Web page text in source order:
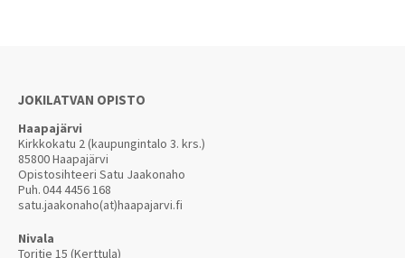
JOKILATVAN OPISTO
Haapajärvi
Kirkkokatu 2 (kaupungintalo 3. krs.)
85800 Haapajärvi
Opistosihteeri Satu Jaakonaho
Puh.044 4456 168
satu.jaakonaho(at)haapajarvi.fi
Nivala
Toritie 15 (Kerttula)